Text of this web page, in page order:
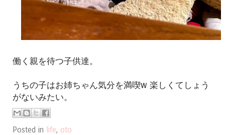
働く親を待つ子供達。
うちの子はお姉ちゃん気分を満喫w 楽しくてしょう
がないみたい。
Posted in life, oto